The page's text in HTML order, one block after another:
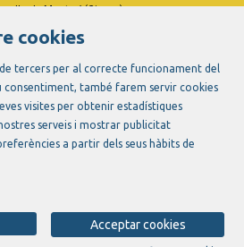
de Montgrí (Girona)
a facebook
cookies
tercers per al correcte funcionament del
consentiment, també farem servir cookies
visites per obtenir estadístiques
serveis i mostrar publicitat
a partir dels seus hàbits de
Acceptar cookies